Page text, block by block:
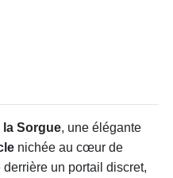
la Sorgue, une élégante
nichée au cœur de
derrière un portail discret,